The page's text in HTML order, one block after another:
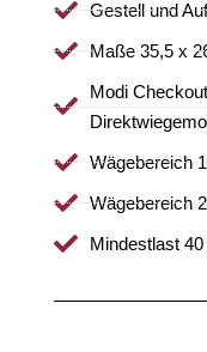
Gestell und
Maße 35,5 x
Modi
Wägebereich
Wägebereich
Mindestlast 40